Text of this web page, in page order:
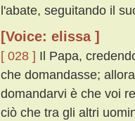
l'abate, seguitando il
[Voice: elissa ]
[ 028 ] Il Papa,
che domandasse;
domandarvi è che voi
ciò che tra gli altri